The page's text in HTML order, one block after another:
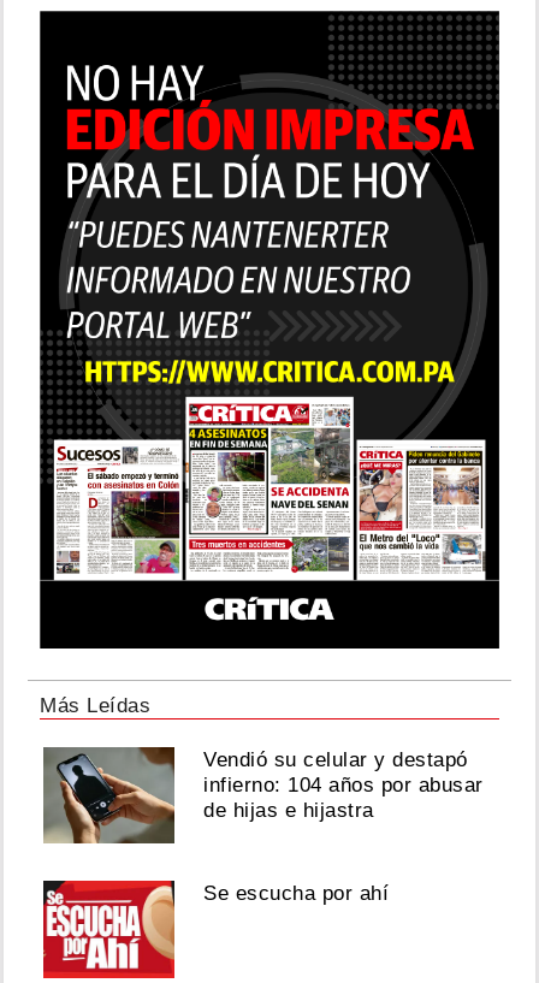
Más Leídas
Vendió su celular y destapó
infierno: 104 años por abusar
de hijas e hijastra
Se escucha por ahí